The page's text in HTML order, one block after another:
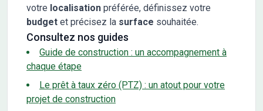
votre localisation préférée, définissez votre
budget et précisez la surface souhaitée.
Consultez nos guides
Guide de construction : un accompagnement à
chaque étape
Le prêt à taux zéro (PTZ) : un atout pour votre
projet de construction